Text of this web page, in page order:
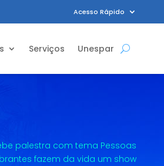
Acesso Rápido
Serviços Unespar
palestra com tema Pessoas
fazem da vida um show